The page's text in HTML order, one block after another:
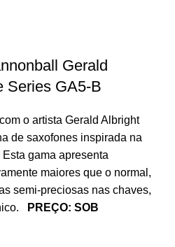
Gerald
Series GA5-B
o artista Gerald Albright
de saxofones inspirada na
gama apresenta
maiores que o normal,
semi-preciosas nas chaves,
PREÇO: SOB